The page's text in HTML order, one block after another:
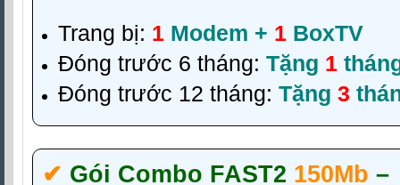
Trang bị: 1 Modem + 1 BoxTV
Đóng trước 6 tháng: Tặng 1
Đóng trước 12 tháng: Tặng 3
✔‎ Gói Combo FAST2 150Mb –